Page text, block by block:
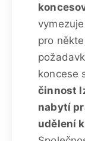
pro
koncese
činnost
nabytí
udělení